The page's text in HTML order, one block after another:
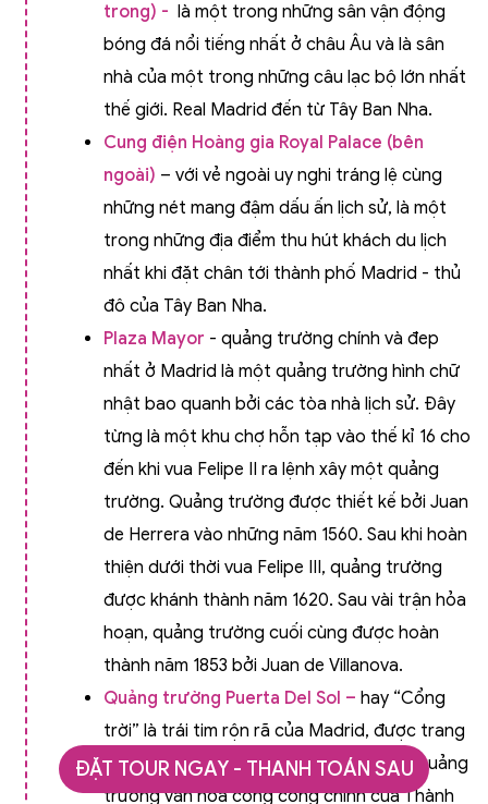
trong) - là một trong những sân vận động
bóng đá nổi tiếng nhất ở châu Âu và là sân
nhà của một trong những câu lạc bộ lớn nhất
thế giới. Real Madrid đến từ Tây Ban Nha.
Cung điện Hoàng gia Royal Palace (bên
ngoài) – với vẻ ngoài uy nghi tráng lệ cùng
những nét mang đậm dấu ấn lịch sử, là một
trong những địa điểm thu hút khách du lịch
nhất khi đặt chân tới thành phố Madrid - thủ
đô của Tây Ban Nha.
Plaza Mayor - quảng trường chính và đep
nhất ở Madrid là một quảng trường hình chữ
nhật bao quanh bởi các tòa nhà lịch sử. Đây
từng là một khu chợ hỗn tạp vào thế kỉ 16 cho
đến khi vua Felipe II ra lệnh xây một quảng
trường. Quảng trường được thiết kế bởi Juan
de Herrera vào những năm 1560. Sau khi hoàn
thiện dưới thời vua Felipe III, quảng trường
được khánh thành năm 1620. Sau vài trận hỏa
hoạn, quảng trường cuối cùng được hoàn
thành năm 1853 bởi Juan de Villanova.
Quảng trường Puerta Del Sol – hay “Cổng
trời” là trái tim rộn rã của Madrid, được trang
trí với hình ảnh mặt trời mọc. Nơi đây là quảng
trường văn hóa công cộng chính của Thành
ĐẶT TOUR NGAY - THANH TOÁN SAU